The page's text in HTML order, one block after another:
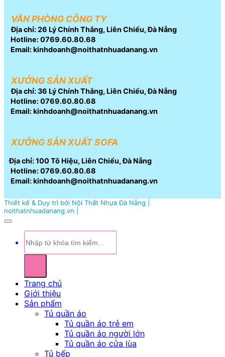
VĂN PHÒNG CÔNG TY
Địa chỉ: 26 Lý Chính Thắng, Liên Chiểu, Đà Nẵng
Hotline: 0769.60.80.68
Email: kinhdoanh@noithatnhuadanang.vn
XƯỞNG SẢN XUẤT
Địa chỉ: 36 Lý Chính Thắng, Liên Chiểu, Đà Nẵng
Hotline: 0769.60.80.68
Email: kinhdoanh@noithatnhuadanang.vn
XƯỞNG SẢN XUẤT SOFA
Địa chỉ: 100 Tô Hiệu, Liên Chiểu, Đà Nẵng
Hotline: 0769.60.80.68
Email: kinhdoanh@noithatnhuadanang.vn
Thiết kế & Duy trì bởi Nội Thất Nhựa Đà Nẵng |
noithatnhuadanang.vn |
Tìm
kiếm:
Trang chủ
Giới thiệu
Sản phẩm
Tủ quần áo
Tủ quần áo trẻ em
Tủ quần áo người lớn
Tủ quần áo cửa lùa
Tủ bếp